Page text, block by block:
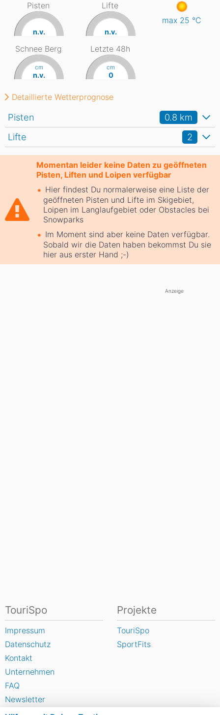
Momentan leider keine Daten zu geöffneten
Pisten, Liften und Loipen verfügbar
Hier findest Du normalerweise eine Liste der
geöffneten Pisten und Lifte im Skigebiet,
Loipen im Langlaufgebiet oder Obstacles bei
Snowparks
Im Moment sind aber keine Daten verfügbar.
Sobald wir die Daten haben bekommst Du sie
hier aus erster Hand ;-)
Lifte 2
Pisten 0.8 km
Pisten
n.v.
Lifte
n.v.
max 25 °C
Schnee Berg
cm
n.v.
Letzte 48h
cm
0
Detaillierte Wetterprognose
Anzeige
TouriSpo
Impressum
Datenschutz
Kontakt
Unternehmen
FAQ
Newsletter
Widget
Projekte
TouriSpo
SportFits